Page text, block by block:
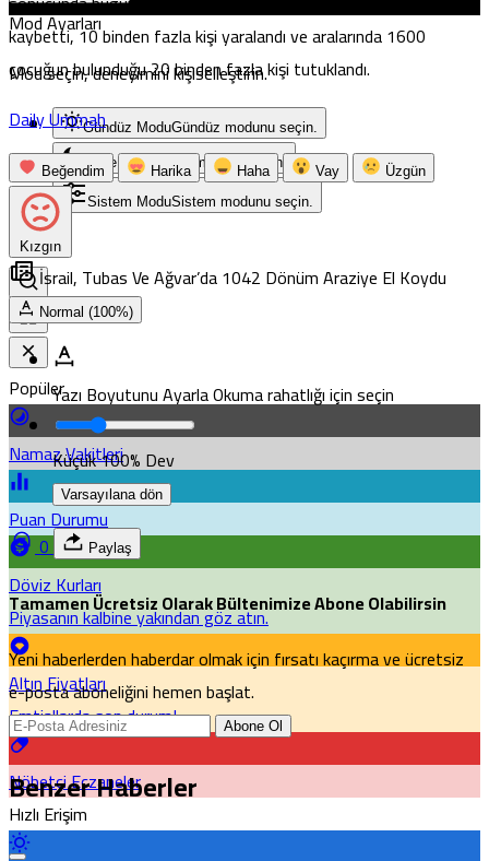
Mod Ayarları
Mod seçin, deneyimini kişiselleştirin.
Gündüz ModuGündüz modunu seçin.
Gece Modu Gece modunu seçin.
Sistem ModuSistem modunu seçin.
Popüler
Namaz Vakitleri
Puan Durumu
Döviz Kurları
Piyasanın kalbine yakından göz atın.
Altın Fiyatları
Emtia'larda son durum!
Nöbetçi Eczaneler
Hızlı Erişim
kaybetti, 10 binden fazla kişi yaralandı ve aralarında 1600
çocuğun bulunduğu 20 binden fazla kişi tutuklandı.
Daily Ummah
Beğendim Harika Haha Vay Üzgün
Kızgın
İsrail, Tubas Ve Ağvar’da 1042 Dönüm Araziye El Koydu
Normal (100%)
Yazı Boyutunu AyarlaOkuma rahatlığı için seçin
Küçük100% Dev
Varsayılana dön
0 Paylaş
Tamamen Ücretsiz Olarak Bültenimize Abone Olabilirsin
Yeni haberlerden haberdar olmak için fırsatı kaçırma ve ücretsiz
e-posta aboneliğini hemen başlat.
Abone Ol
Benzer Haberler